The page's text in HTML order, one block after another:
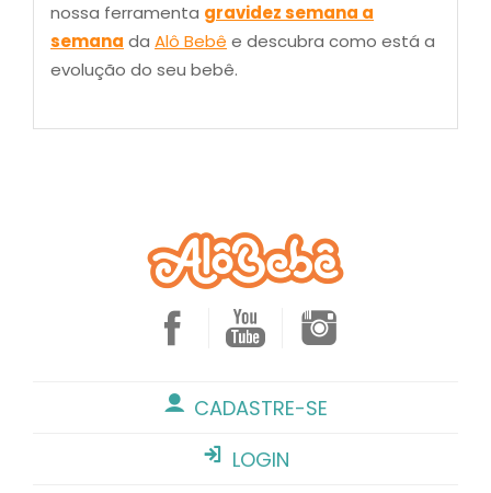
nossa ferramenta gravidez semana a
semana da Alô Bebê e descubra como está a
evolução do seu bebê.
CADASTRE-SE
LOGIN